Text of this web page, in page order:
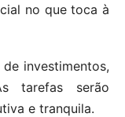
no que toca à
investimentos,
tarefas serão
e tranquila.